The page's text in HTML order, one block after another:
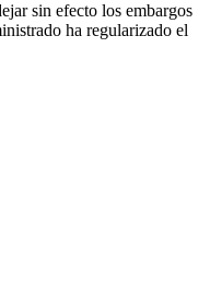
sin efecto los embargos
ha regularizado el